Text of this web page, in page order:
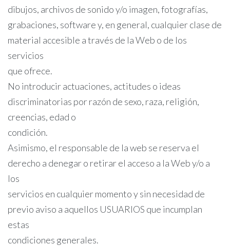
dibujos, archivos de sonido y/o imagen, fotografías,
grabaciones, software y, en general, cualquier clase de
material accesible a través de la Web o de los
servicios
que ofrece.
No introducir actuaciones, actitudes o ideas
discriminatorias por razón de sexo, raza, religión,
creencias, edad o
condición.
Asimismo, el responsable de la web se reserva el
derecho a denegar o retirar el acceso a la Web y/o a
los
servicios en cualquier momento y sin necesidad de
previo aviso a aquellos USUARIOS que incumplan
estas
condiciones generales.